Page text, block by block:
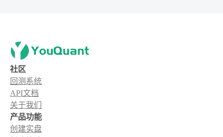
社区
回测系统
API文档
关于我们
产品功能
创建实盘